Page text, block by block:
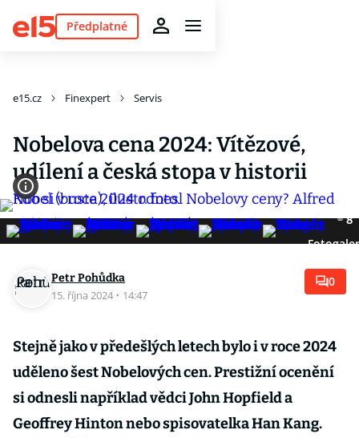
Předplatné
e15.cz Finexpert Servis
Nobelova cena 2024: Vítězové,
udílení a česká stopa v historii
8
Petr Pohůdka
15. října 2024 · 14:47
0
Stejně jako v předešlých letech bylo i v roce 2024
uděleno šest Nobelových cen. Prestižní ocenění
si odnesli například vědci John Hopfield a
Geoffrey Hinton nebo spisovatelka Han Kang.